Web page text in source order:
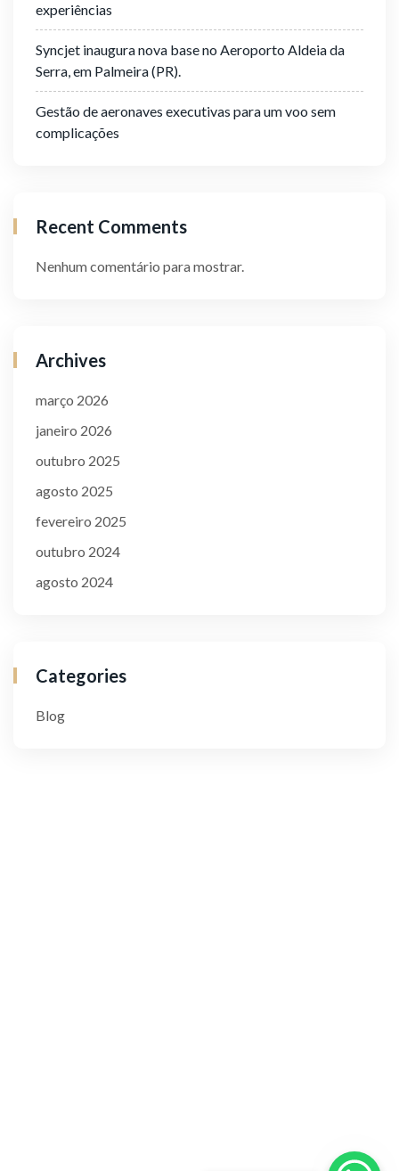
experiências
Syncjet inaugura nova base no Aeroporto Aldeia da
Serra, em Palmeira (PR).
Gestão de aeronaves executivas para um voo sem
complicações
Recent Comments
Nenhum comentário para mostrar.
Archives
março 2026
janeiro 2026
outubro 2025
agosto 2025
fevereiro 2025
outubro 2024
agosto 2024
Categories
Blog